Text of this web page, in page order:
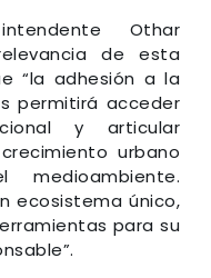
Othar
de esta
“la adhesión a la
permitirá acceder
y articular
urbano
ecosistema único,
para su